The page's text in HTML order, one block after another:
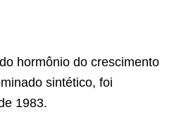
hormônio do crescimento
sintético, foi
1983.